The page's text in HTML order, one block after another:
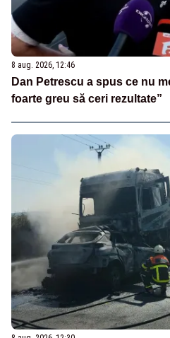
8 aug. 2026, 12:46
Dan Petrescu a spus ce nu
foarte greu să ceri rezultate”